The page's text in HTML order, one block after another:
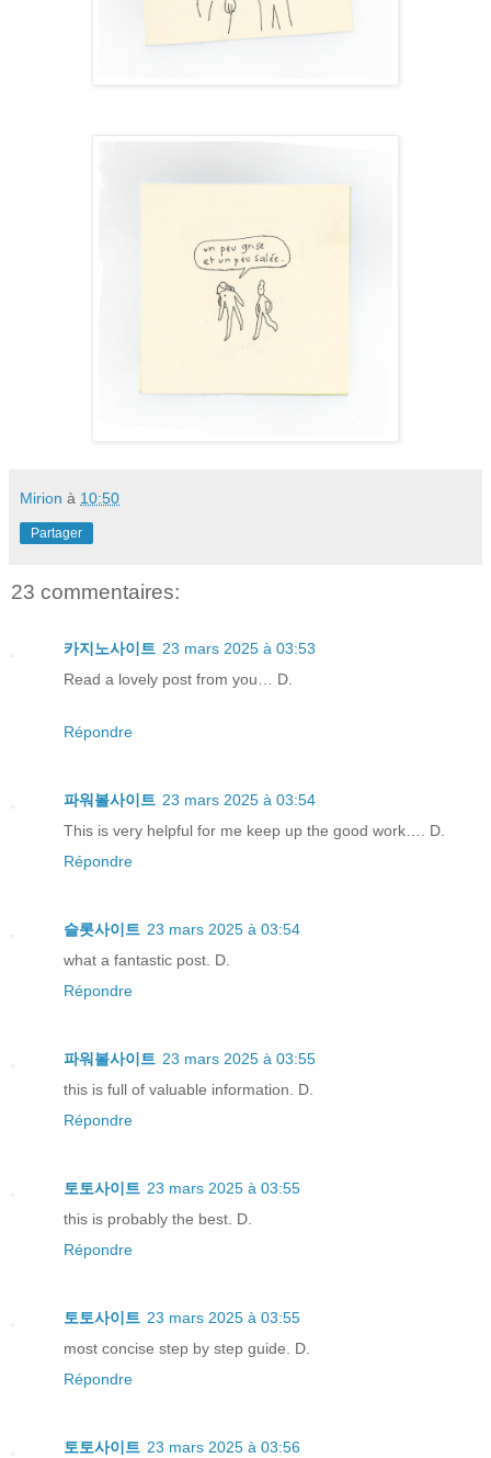
Mirion à 10:50
Partager
23 commentaires:
카지노사이트 23 mars 2025 à 03:53
Read a lovely post from you… D.
Répondre
파워볼사이트 23 mars 2025 à 03:54
This is very helpful for me keep up the good work…. D.
Répondre
슬롯사이트 23 mars 2025 à 03:54
what a fantastic post. D.
Répondre
파워볼사이트 23 mars 2025 à 03:55
this is full of valuable information. D.
Répondre
토토사이트 23 mars 2025 à 03:55
this is probably the best. D.
Répondre
토토사이트 23 mars 2025 à 03:55
most concise step by step guide. D.
Répondre
토토사이트 23 mars 2025 à 03:56